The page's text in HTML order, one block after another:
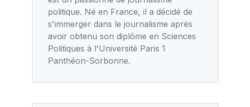
politique. Né en France, il a décidé de
s'immerger dans le journalisme après
avoir obtenu son diplôme en Sciences
Politiques à l'Université Paris 1
Panthéon-Sorbonne.